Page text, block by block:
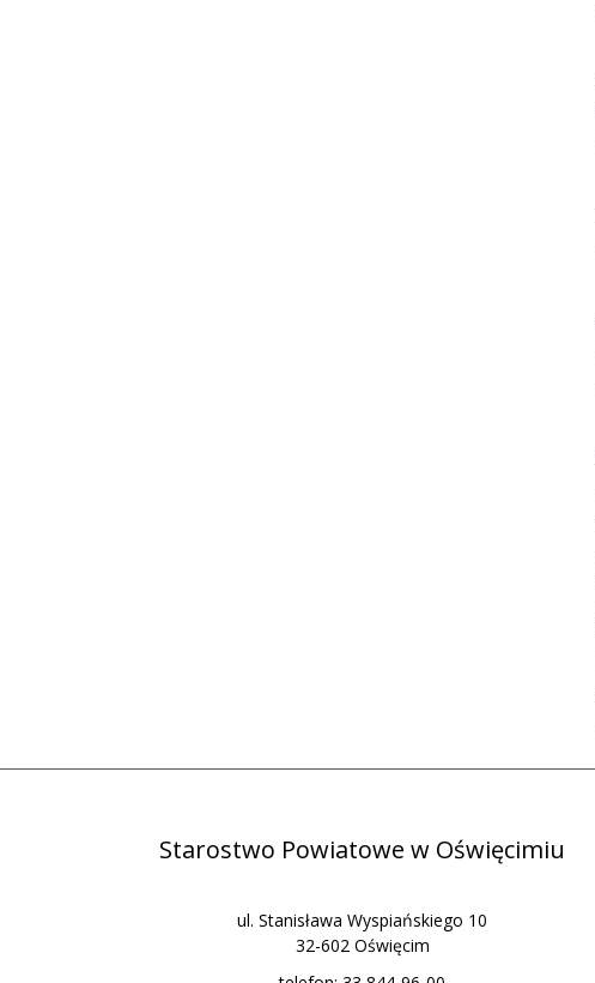
Starostwo Powiatowe w Oświęcimiu
ul. Stanisława Wyspiańskiego 10
32-602 Oświęcim